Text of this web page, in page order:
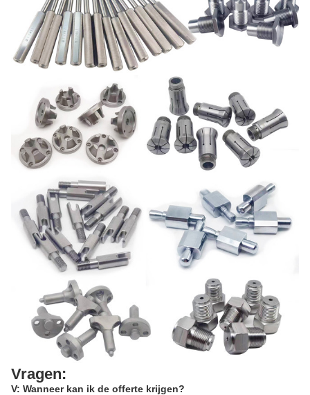
Vragen:
V: Wanneer kan ik de offerte krijgen?